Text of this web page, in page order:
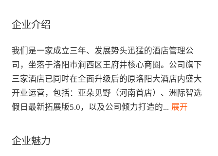
企业介绍
我们是一家成立三年、发展势头迅猛的酒店管理公
司，坐落于洛阳市涧西区王府井核心商圈。公司旗下
三家酒店已同时在全面升级后的原洛阳大酒店内盛大
开业运营，包括：亚朵见野（河南首店）、洲际智选
假日最新拓展版5.0，以及公司倾力打造的... 展开
企业魅力